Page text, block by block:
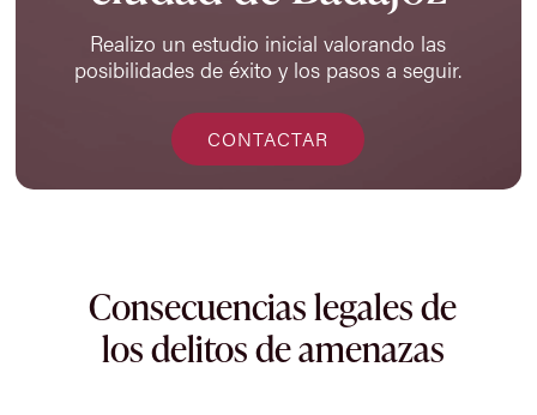
Realizo un estudio inicial valorando las
posibilidades de éxito y los pasos a seguir.
CONTACTAR
Consecuencias legales de
los delitos de amenazas